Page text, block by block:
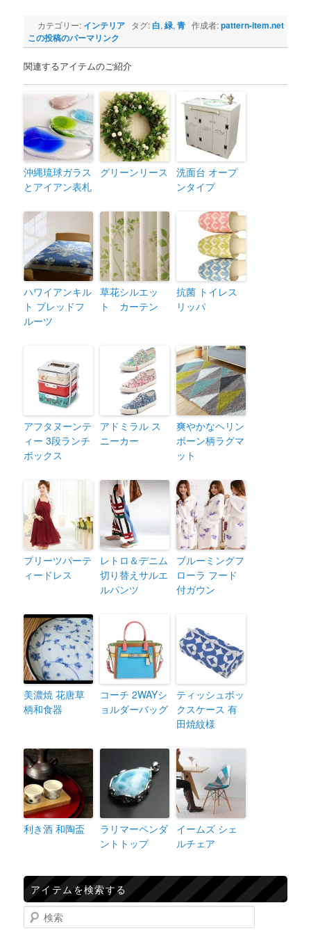
カテゴリー: インテリア タグ: 白,緑,青 作成者:pattern-item.net
この投稿のパーマリンク
関連するアイテムのご紹介
沖縄琉球ガラス
とアイアン表札
グリーンリース
洗面台 オープ
ンタイプ
ハワイアンキル
ト ブレッドフ
ルーツ
草花シルエッ
ト カーテン
抗菌 トイレス
リッパ
アフタヌーンテ
ィー 3段ランチ
ボックス
アドミラル ス
ニーカー
爽やかなヘリン
ボーン柄ラグマ
ット
プリーツパーテ
ィードレス
レトロ＆デニム
切り替えサルエ
ルパンツ
ブルーミングフ
ローラ フード
付ガウン
美濃焼 花唐草
柄和食器
コーチ 2WAYシ
ョルダーバッグ
ティッシュボッ
クスケース 有
田焼紋様
利き酒 和陶盃
ラリマーペンダ
ントトップ
イームズ シェ
ルチェア
アイテムを検索する
検索